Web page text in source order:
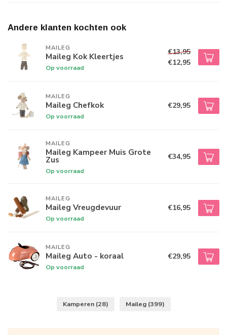
Andere klanten kochten ook
MAILEG
Maileg Kok Kleertjes
Op voorraad
€13,95
€12,95
MAILEG
Maileg Chefkok
Op voorraad
€29,95
MAILEG
Maileg Kampeer Muis Grote
Zus
Op voorraad
€34,95
MAILEG
Maileg Vreugdevuur
Op voorraad
€16,95
MAILEG
Maileg Auto - koraal
Op voorraad
€29,95
Kamperen (28) Maileg (399)